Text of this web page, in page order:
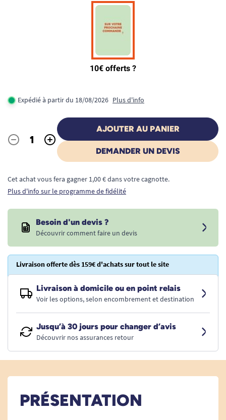
Expédié à partir du 18/08/2026 Plus d'info
Quantité
- +
AJOUTER AU PANIER
DEMANDER UN DEVIS
Cet achat vous fera gagner 1,00 € dans votre cagnotte.
Plus d'info sur le programme de fidélité
Besoin d'un devis ?
Découvrir comment faire un devis
Livraison offerte dès 159€ d'achats sur tout le site
Livraison à domicile ou en point relais
Voir les options, selon encombrement et destination
Jusqu’à 30 jours pour changer d’avis
Découvrir nos assurances retour
PRÉSENTATION